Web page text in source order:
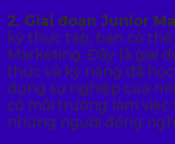
2. Giai đoạn Junior
kỳ thực tập, bạn có
Marketing. Đây là giai
thức và kỹ năng đã
dựng sự nghiệp của
có môi trường làm việc
những người đồng